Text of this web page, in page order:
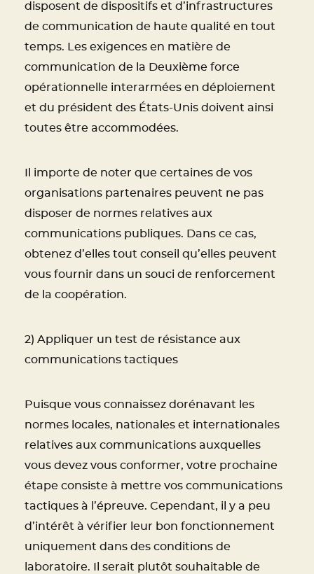
disposent de dispositifs et d’infrastructures
de communication de haute qualité en tout
temps. Les exigences en matière de
communication de la Deuxième force
opérationnelle interarmées en déploiement
et du président des États-Unis doivent ainsi
toutes être accommodées.
Il importe de noter que certaines de vos
organisations partenaires peuvent ne pas
disposer de normes relatives aux
communications publiques. Dans ce cas,
obtenez d’elles tout conseil qu’elles peuvent
vous fournir dans un souci de renforcement
de la coopération.
2) Appliquer un test de résistance aux
communications tactiques
Puisque vous connaissez dorénavant les
normes locales, nationales et internationales
relatives aux communications auxquelles
vous devez vous conformer, votre prochaine
étape consiste à mettre vos communications
tactiques à l’épreuve. Cependant, il y a peu
d’intérêt à vérifier leur bon fonctionnement
uniquement dans des conditions de
laboratoire. Il serait plutôt souhaitable de